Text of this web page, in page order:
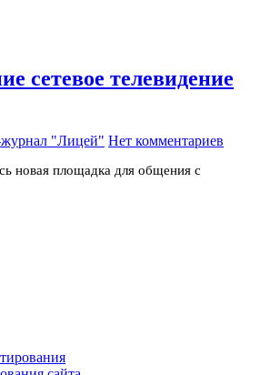
сетевое телевидение
"Лицей" Нет комментариев
новая площадка для общения с